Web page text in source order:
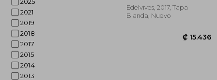
2021
2019
2018
2017
2015
2014
2013
Edelvives, 2017, Tapa
Blanda, Nuevo